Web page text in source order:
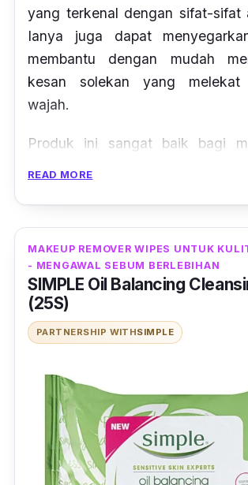
yang terkenal dengan sifat-sifat
Ianya juga dapat
membantu dengan mudah
kesan solekan yang
wajah.
Produk ini sangat baik bagi
READ MORE
MAKEUP REMOVER WIPES UNTUK
- MENGAWAL SEBUM BERLEBIHAN
SIMPLE Oil Balancing
(25S)
PARTNERSHIP WITHSIMPLE